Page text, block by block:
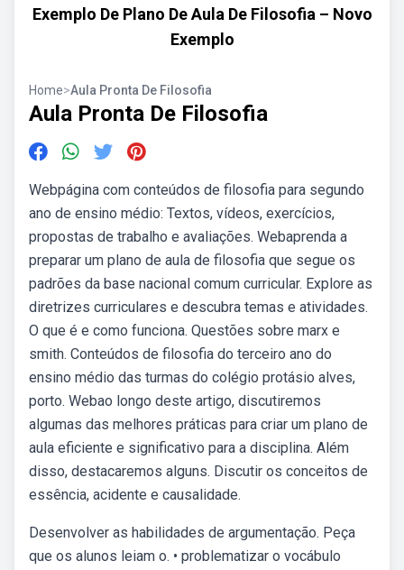
Exemplo De Plano De Aula De Filosofia – Novo
Exemplo
Home>Aula Pronta De Filosofia
Aula Pronta De Filosofia
Webpágina com conteúdos de filosofia para segundo
ano de ensino médio: Textos, vídeos, exercícios,
propostas de trabalho e avaliações. Webaprenda a
preparar um plano de aula de filosofia que segue os
padrões da base nacional comum curricular. Explore as
diretrizes curriculares e descubra temas e atividades.
O que é e como funciona. Questões sobre marx e
smith. Conteúdos de filosofia do terceiro ano do
ensino médio das turmas do colégio protásio alves,
porto. Webao longo deste artigo, discutiremos
algumas das melhores práticas para criar um plano de
aula eficiente e significativo para a disciplina. Além
disso, destacaremos alguns. Discutir os conceitos de
essência, acidente e causalidade.
Desenvolver as habilidades de argumentação. Peça
que os alunos leiam o. • problematizar o vocábulo